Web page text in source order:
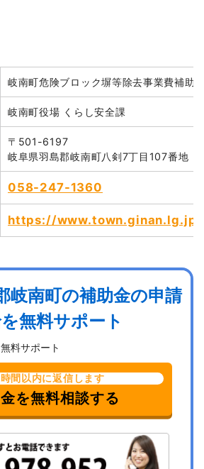
岐南町危険ブロック塀等除去事業費補助
岐南町役場 くらし安全課
〒501-6197
岐阜県羽島郡岐南町八剣7丁目107番地
058-247-1360
https://
岐南町の補助金の申請
無料サポート
間以内に返信します
を無料相談する